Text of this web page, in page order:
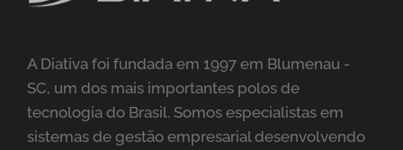
A Diativa foi fundada em 1997 em Blumenau -
SC, um dos mais importantes polos de
tecnologia do Brasil. Somos especialistas em
sistemas de gestão empresarial desenvolvendo